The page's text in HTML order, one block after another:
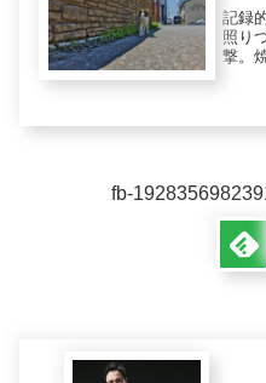
記録
照り
撃。
fb-